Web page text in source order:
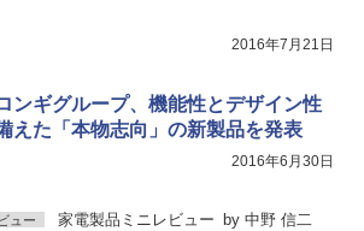
2016年7月21日
ンギグループ、機能性とデザイン性
えた「本物志向」の新製品を発表
2016年6月30日
ュー 家電製品ミニレビュー by 中野 信二